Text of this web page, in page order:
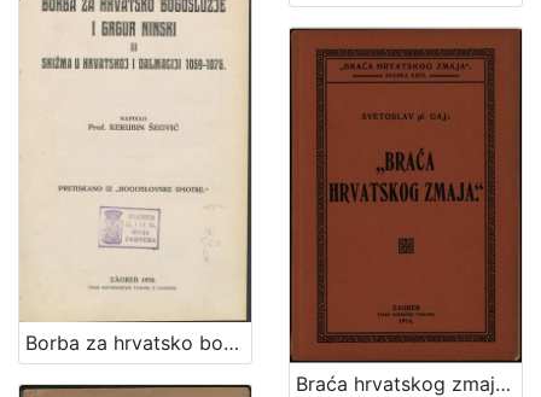
Borba za hrvatsko bogoslužje i Grgur Ninski ili Skižma u Hrvatskoj i Dalmaciji 1059-1075. / napisao Kerubin Šegvić
Braća hrvatskog zmaja : osvrt na društveni rad, čitan u glavnoj skupštini dne 26. travnja 1914 / Svetoslav pl. Gaj